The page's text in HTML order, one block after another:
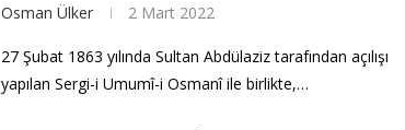
Osman Ülker 2 Mart 2022
27 Şubat 1863 yılında Sultan Abdülaziz tarafından açılışı
yapılan Sergi-i Umumî-i Osmanî ile birlikte,…